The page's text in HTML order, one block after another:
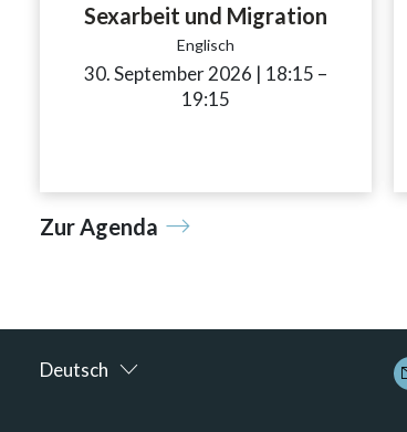
Sexarbeit und Migration
Englisch
30. September 2026 | 18:15 –
19:15
Zur Agenda
Deutsch